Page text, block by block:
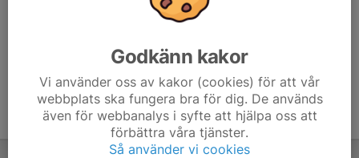
Godkänn kakor
Vi använder oss av kakor (cookies) för att vår
webbplats ska fungera bra för dig. De används
även för webbanalys i syfte att hjälpa oss att
förbättra våra tjänster.
Så använder vi cookies